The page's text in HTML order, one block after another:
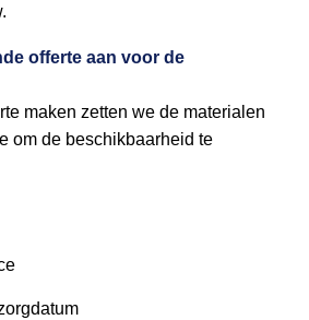
offerte aan voor de
maken zetten we de materialen
om de beschikbaarheid te